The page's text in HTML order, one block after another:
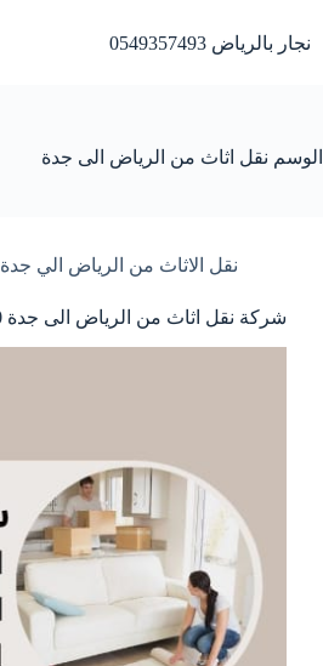
المحتوى
نجار بالرياض 0549357493
الوسم نقل اثاث من الرياض الى جدة
نقل الاثاث من الرياض الي جدة
شركة نقل اثاث من الرياض الى جدة 0531357760